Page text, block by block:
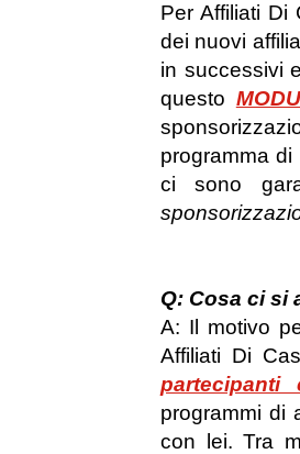
Per Affiliati Di
dei nuovi
in successivi
questo
programma
ci sono
Q: Cosa ci si
A: Il motivo
Affiliati Di
programmi di
con lei. Tra